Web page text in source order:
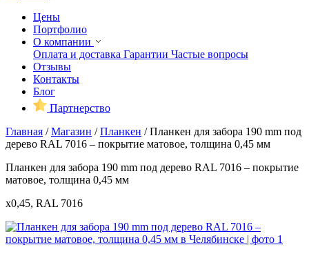
Цены
Портфолио
О компании
Оплата и доставка Гарантии Частые вопросы
Отзывы
Контакты
Блог
Партнерство
Главная /Магазин /Планкен /Планкен для забора 190 mm под
дерево RAL 7016 – покрытие матовое, толщина 0,45 мм
Планкен для забора 190 mm под дерево RAL 7016 – покрытие
матовое, толщина 0,45 мм
x0,45, RAL 7016